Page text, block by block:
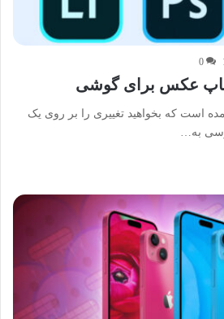
0
عکس برای گوشی
است که بخواهید تغییری را بر روی یک
به…